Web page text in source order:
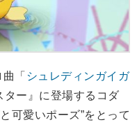
「 シュレディンガイガ
ター』に登場するコダ
可愛いポーズ”をとって